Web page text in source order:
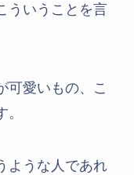
ういうことを言
可愛いもの、こ
ような人であれ